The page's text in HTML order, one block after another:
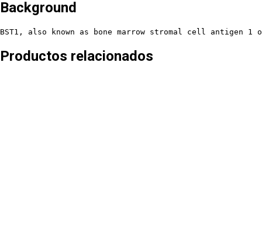
Background
BST1, also known as bone marrow stromal cell
Productos relacionados